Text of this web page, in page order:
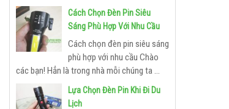
Cách Chọn Đèn Pin Siêu
Sáng Phù Hợp Với Nhu Cầu
Cách chọn đèn pin siêu sáng
phù hợp với nhu cầu Chào
các bạn! Hẳn là trong nhà mỗi chúng ta ...
Lựa Chọn Đèn Pin Khi Đi Du
Lịch